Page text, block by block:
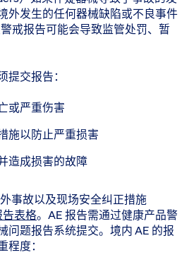
外发生的任何器械缺陷或不良事件
警戒报告可能会导致监管处罚、暂
交报告：
或严重伤害
施以防止严重损害
造成损害的故障
事故以及现场安全纠正措施
表格。AE 报告需通过健康产品警
问题报告系统提交。境内 AE 的报
度：